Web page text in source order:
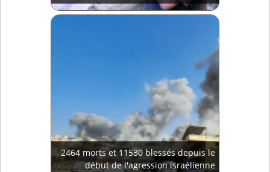
2464 morts et 11530 blessés depuis le
début de l'agression israélienne